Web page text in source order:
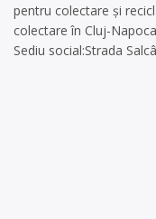
pentru colectare și
colectare în Cluj-
Sediu social:Strada